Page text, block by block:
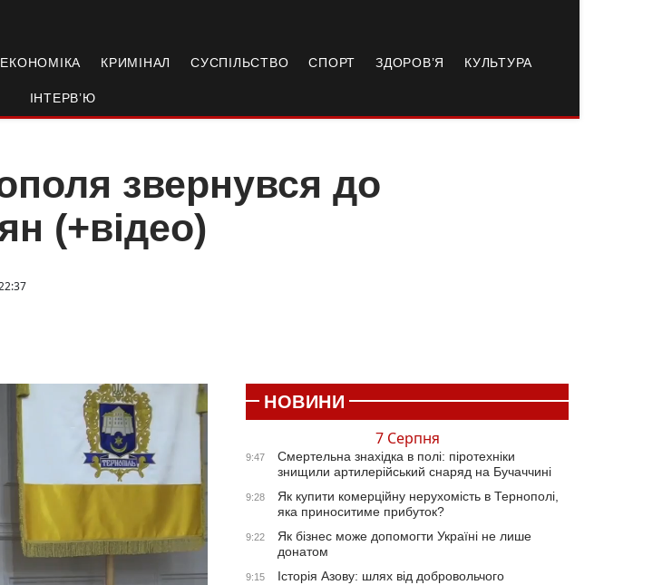
ЕКОНОМІКА КРИМІНАЛ СУСПІЛЬСТВО СПОРТ ЗДОРОВ’Я КУЛЬТУРА
ІНТЕРВ’Ю
звернувся до
(+відео)
НОВИНИ
7 Серпня
9:47
Смертельна знахідка в полі: піротехніки
знищили артилерійський снаряд на Бучаччині
9:28
Як купити комерційну нерухомість в Тернополі,
яка приноситиме прибуток?
9:22
Як бізнес може допомогти Україні не лише
донатом
9:15
Історія Азову: шлях від добровольчого